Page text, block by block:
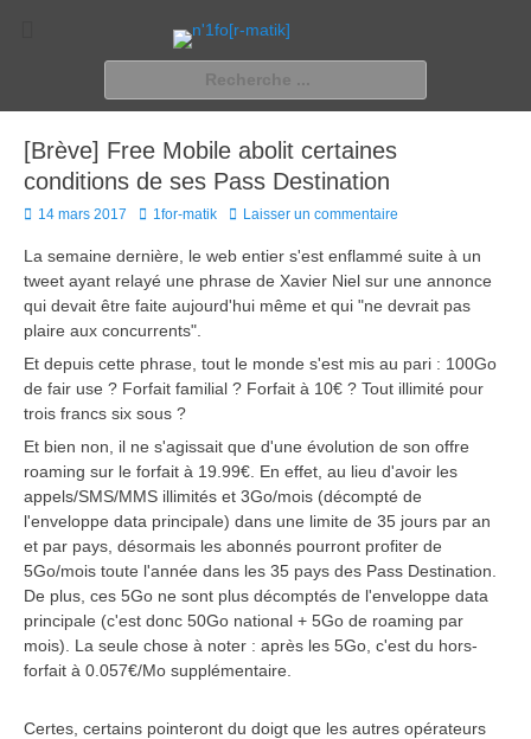
n'1fo[r-matik]
Pour les nymphos d'infos en info…
[Brève] Free Mobile abolit certaines
conditions de ses Pass Destination
Posted
14 mars 2017 Author
1for-matik Laisser un commentaire
La semaine dernière, le web entier s'est enflammé suite à un
tweet ayant relayé une phrase de Xavier Niel sur une annonce
qui devait être faite aujourd'hui même et qui "ne devrait pas
plaire aux concurrents".
Et depuis cette phrase, tout le monde s'est mis au pari : 100Go
de fair use ? Forfait familial ? Forfait à 10€ ? Tout illimité pour
trois francs six sous ?
Et bien non, il ne s'agissait que d'une évolution de son offre
roaming sur le forfait à 19.99€. En effet, au lieu d'avoir les
appels/SMS/MMS illimités et 3Go/mois (décompté de
l'enveloppe data principale) dans une limite de 35 jours par an
et par pays, désormais les abonnés pourront profiter de
5Go/mois toute l'année dans les 35 pays des Pass Destination.
De plus, ces 5Go ne sont plus décomptés de l'enveloppe data
principale (c'est donc 50Go national + 5Go de roaming par
mois). La seule chose à noter : après les 5Go, c'est du hors-
forfait à 0.057€/Mo supplémentaire.
Certes, certains pointeront du doigt que les autres opérateurs